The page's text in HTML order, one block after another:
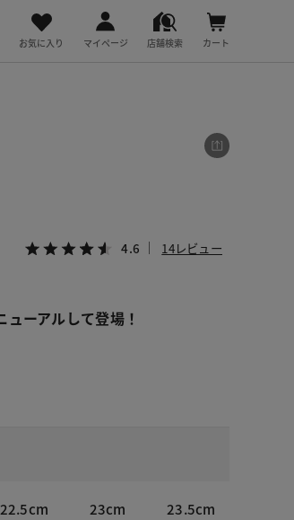
お気に入り マイページ 店舗検索 カート
4.6 14レビュー
ーアルして登場！
22.5cm 23cm 23.5cm